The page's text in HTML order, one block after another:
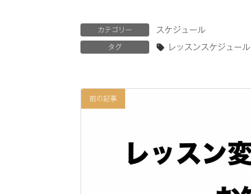
カテゴリー スケジュール
タグ レッスンスケジュール
前の記事